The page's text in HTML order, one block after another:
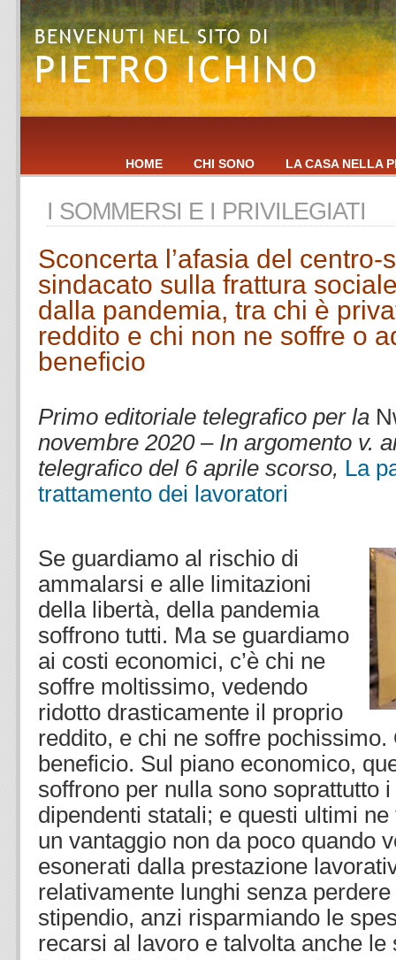
HOME CHI SONO LA CASA NELLA
I SOMMERSI E I PRIVILEGIATI
Sconcerta l’afasia del centro-
sindacato sulla frattura
dalla pandemia, tra chi è
reddito e chi non ne soffre o
beneficio
Primo editoriale telegrafico per la
novembre 2020 – In argomento v.
telegrafico del 6 aprile scorso, La
trattamento dei lavoratori
Se guardiamo al rischio di
ammalarsi e alle limitazioni
della libertà, della pandemia
soffrono tutti. Ma se guardiamo
ai costi economici, c’è chi ne
soffre moltissimo, vedendo
ridotto drasticamente il proprio
reddito, e chi ne soffre
beneficio. Sul piano economico,
soffrono per nulla sono soprattutto
dipendenti statali; e questi ultimi
un vantaggio non da poco quando
esonerati dalla prestazione
relativamente lunghi senza
stipendio, anzi risparmiando le
recarsi al lavoro e talvolta anche le